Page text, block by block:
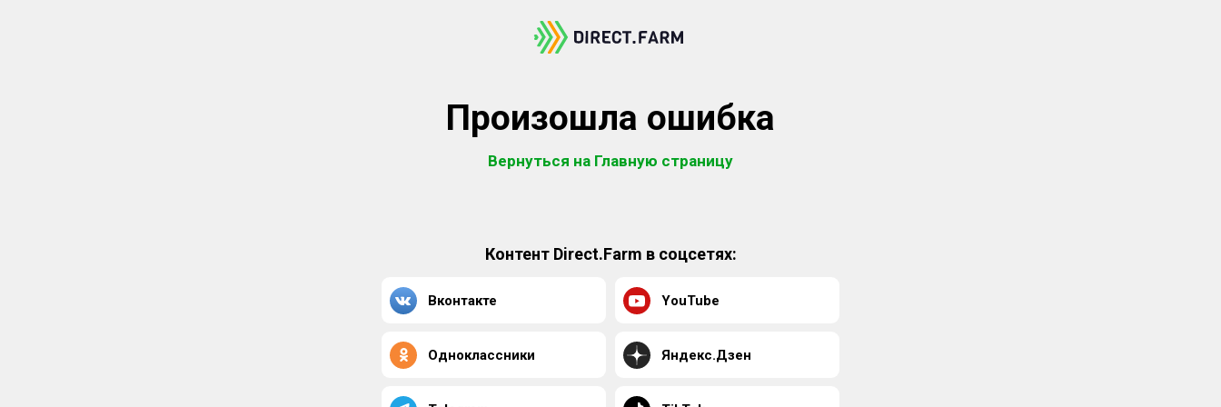
Произошла ошибка
Вернуться на Главную страницу
Контент Direct.Farm в соцсетях:
Вконтакте YouTube
Одноклассники Яндекс.Дзен